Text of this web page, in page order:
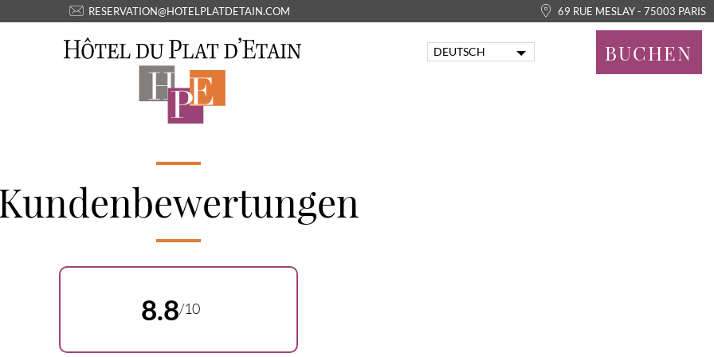
RESERVATION@HOTELPLATDETAIN.COM 69 RUE MESLAY - 75003 PARIS
DEUTSCH
BUCHEN
Kundenbewertungen
8.8/10